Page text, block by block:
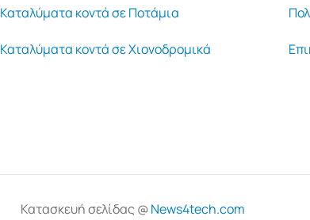
Καταλύματα κοντά σε Ποτάμια
Καταλύματα κοντά σε Χιονοδρομικά
Κατασκευή σελίδας @ News4tech.com